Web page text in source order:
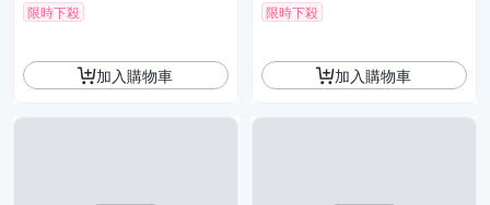
限時下殺
加入購物車
限時下殺
加入購物車